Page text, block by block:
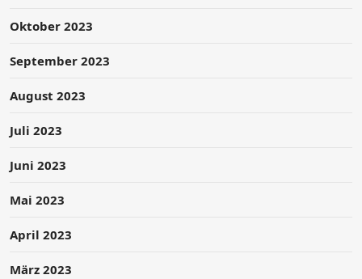
Oktober 2023
September 2023
August 2023
Juli 2023
Juni 2023
Mai 2023
April 2023
März 2023